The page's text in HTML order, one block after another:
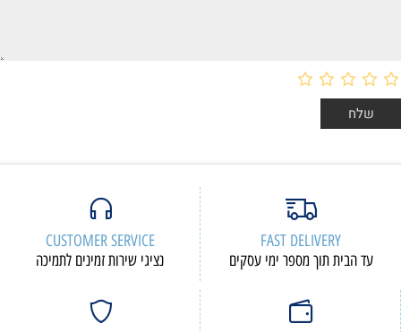
FAST DELIVERY
עד הבית תוך מספר ימי עסקים
CUSTOMER SERVICE
נציגי שירות זמינים לתמיכה